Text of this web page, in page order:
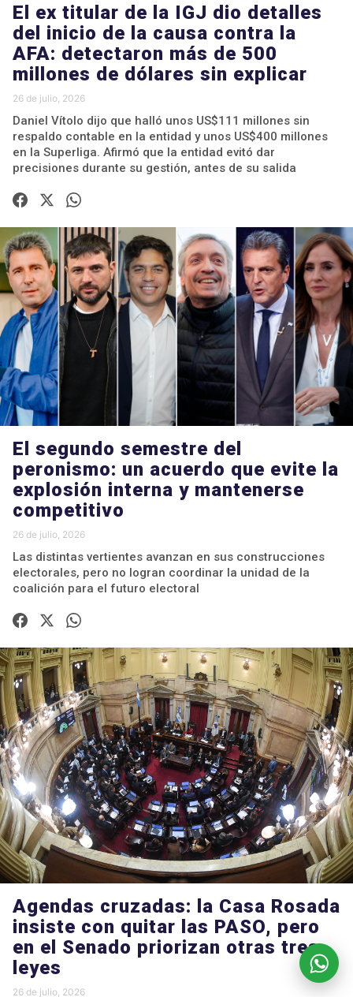
El ex titular de la IGJ dio detalles
del inicio de la causa contra la
AFA: detectaron más de 500
millones de dólares sin explicar
26 de julio, 2026
Daniel Vítolo dijo que halló unos US$111 millones sin
respaldo contable en la entidad y unos US$400 millones
en la Superliga. Afirmó que la entidad evitó dar
precisiones durante su gestión, antes de su salida
El segundo semestre del
peronismo: un acuerdo que evite la
explosión interna y mantenerse
competitivo
26 de julio, 2026
Las distintas vertientes avanzan en sus construcciones
electorales, pero no logran coordinar la unidad de la
coalición para el futuro electoral
Agendas cruzadas: la Casa Rosada
insiste con quitar las PASO, pero
en el Senado priorizan otras tres
leyes
26 de julio, 2026